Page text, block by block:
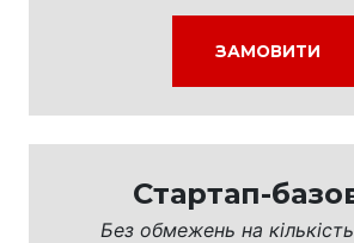
ЗАМОВИТИ
Стартап-
Без обмежень на кількість